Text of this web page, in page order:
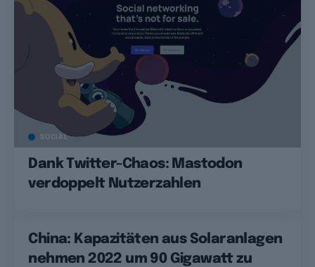
SOCIAL
Dank Twitter-Chaos: Mastodon
verdoppelt Nutzerzahlen
China: Kapazitäten aus Solaranlagen
nehmen 2022 um 90 Gigawatt zu